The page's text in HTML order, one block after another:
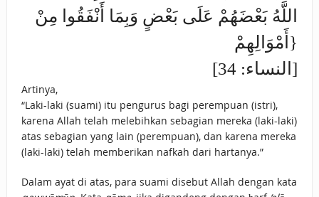
اللَّهُ بَعْضَهُمْ عَلَى بَعْضٍ وَبِمَا أَنْفَقُوا مِنْ
أَمْوَالِهِمْ}
[النساء: 34]
Artinya,
“Laki-laki (suami) itu pengurus bagi perempuan (istri),
karena Allah telah melebihkan sebagian mereka (laki-laki)
atas sebagian yang lain (perempuan), dan karena mereka
(laki-laki) telah memberikan nafkah dari hartanya.”
Dalam ayat di atas, para suami disebut Allah dengan kata